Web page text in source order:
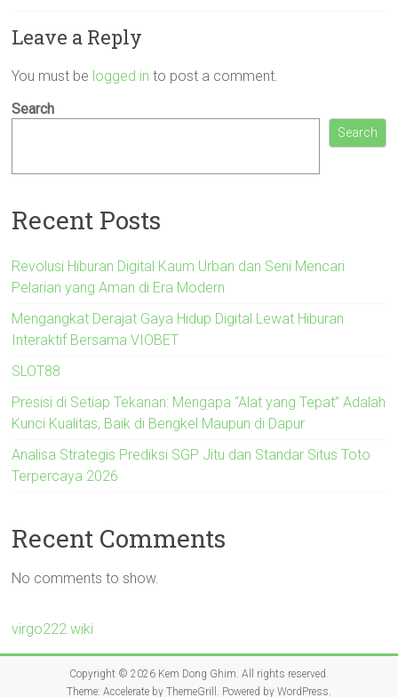
Leave a Reply
You must be logged in to post a comment.
Search
Search
Recent Posts
Revolusi Hiburan Digital Kaum Urban dan Seni Mencari
Pelarian yang Aman di Era Modern
Mengangkat Derajat Gaya Hidup Digital Lewat Hiburan
Interaktif Bersama VIOBET
SLOT88
Presisi di Setiap Tekanan: Mengapa “Alat yang Tepat” Adalah
Kunci Kualitas, Baik di Bengkel Maupun di Dapur
Analisa Strategis Prediksi SGP Jitu dan Standar Situs Toto
Terpercaya 2026
Recent Comments
No comments to show.
virgo222.wiki
Copyright © 2026 Kem Dong Ghim . All rights reserved.
Theme: Accelerateby ThemeGrill. Powered by WordPress